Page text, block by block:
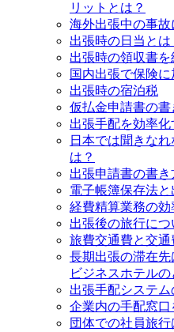
リットとは？
海外出張中の事
出張時の日当とは
出張時の領収書
国内出張で保険
出張時の宿泊税
仮払金申請書の書
出張手配を効率
日本では聞きな
は？
出張申請書の書き
電子帳簿保存法
経費精算業務の
出張後の旅行につ
旅費交通費と交通
長期出張の滞在先
ビジネスホテルの
出張手配システム
企業内の手配窓口
団体での社員旅